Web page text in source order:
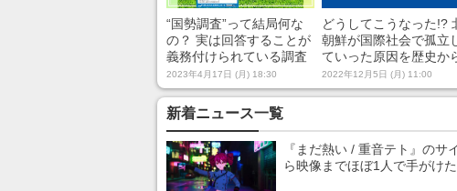
“国勢調査”って結局何な
の？ 実は回答することが
義務付けられている調査
の役割や歴史を、せっか
くだから知っておこう
2023年4月17日 (月) 18:30
どうしてこうなった!?
朝鮮が国際社会で孤立
ていった原因を歴史か
探る「迅速すぎる社会主
義化」「大国に囲まれ
2022年12月5日 (月) 11:00
新着ニュース一覧
『まだ熱い / 重音テト』の
ら映像までほぼ1人で手がけ